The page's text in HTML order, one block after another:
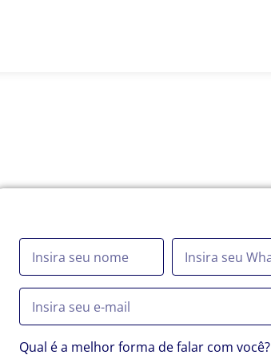
Qual é a melhor forma de falar com você?